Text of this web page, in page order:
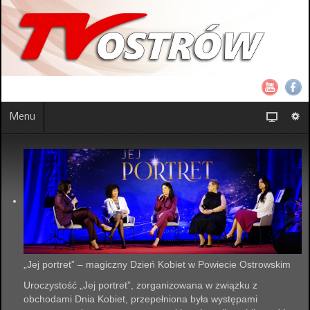
Menu
„Jej portret” – magiczny Dzień Kobiet w Powiecie Ostrowskim
Uroczystość „Jej portret”, zorganizowana w związku z
obchodami Dnia Kobiet, przepełniona była występami